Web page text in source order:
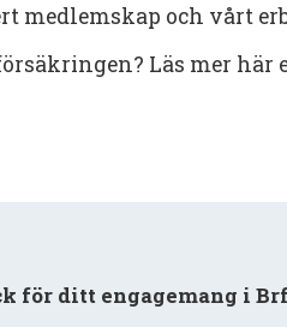
medlemskap och vårt
Läs mer här
för ditt engagemang i